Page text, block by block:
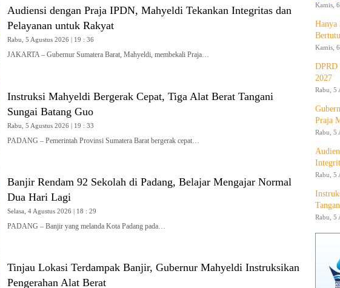
Audiensi dengan Praja IPDN, Mahyeldi Tekankan Integritas dan
Pelayanan untuk Rakyat
Rabu, 5 Agustus 2026 | 19 : 36
JAKARTA – Gubernur Sumatera Barat, Mahyeldi, membekali Praja…
Instruksi Mahyeldi Bergerak Cepat, Tiga Alat Berat Tangani
Sungai Batang Guo
Rabu, 5 Agustus 2026 | 19 : 33
PADANG – Pemerintah Provinsi Sumatera Barat bergerak cepat…
Banjir Rendam 92 Sekolah di Padang, Belajar Mengajar Normal
Dua Hari Lagi
Selasa, 4 Agustus 2026 | 18 : 29
PADANG – Banjir yang melanda Kota Padang pada…
Tinjau Lokasi Terdampak Banjir, Gubernur Mahyeldi Instruksikan
Pengerahan Alat Berat
Kamis,
Hanya
Kamis,
DPRD
2027
Rabu, 5
Praja
Rabu, 5
Rabu, 5
Rabu, 5